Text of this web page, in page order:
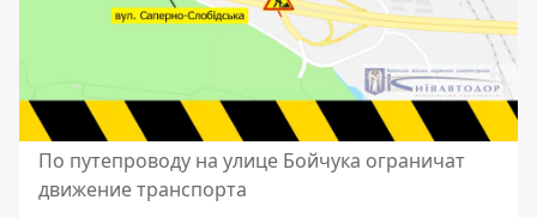
По путепроводу на улице Бойчука ограничат
движение транспорта